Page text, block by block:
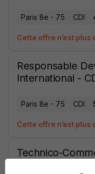
Paris 8e - 75 CDI
Cette offre n’est
Responsable
International -
Paris 8e - 75 CDI
Cette offre n’est
Technico-